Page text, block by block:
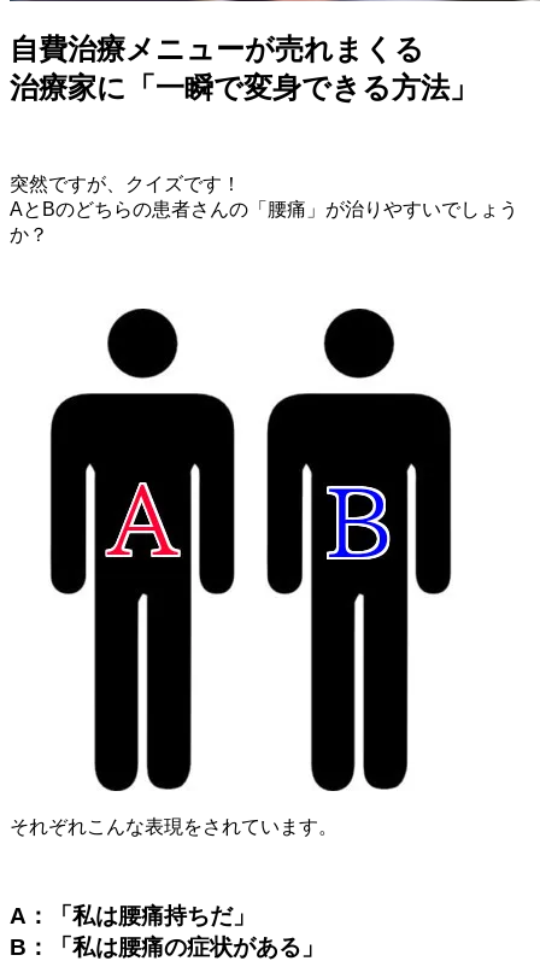
自費治療メニューが売れまくる
治療家に「一瞬で変身できる方法」
突然ですが、クイズです！
AとBのどちらの患者さんの「腰痛」が治りやすいでしょう
か？
それぞれこんな表現をされています。
A：「私は腰痛持ちだ」
B：「私は腰痛の症状がある」